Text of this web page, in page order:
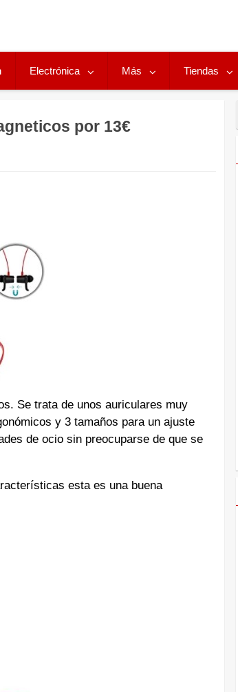
Electrónica Más Tiendas
por 13€
Se trata de unos auriculares muy
y 3 tamaños para un ajuste
de ocio sin preocuparse de que se
esta es una buena